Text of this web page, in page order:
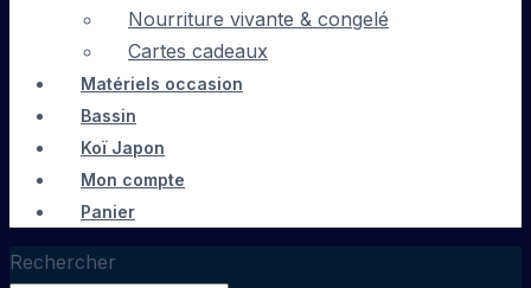
Nourriture vivante & congelé
Cartes cadeaux
Matériels occasion
Bassin
Koï Japon
Mon compte
Panier
Rechercher